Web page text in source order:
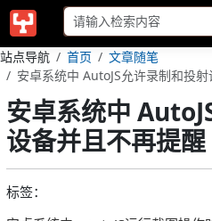
站点导航 首页
文章随笔
安卓系统中 AutoJS允许录制和投
安卓系统中
设备并且不再提醒
标签：